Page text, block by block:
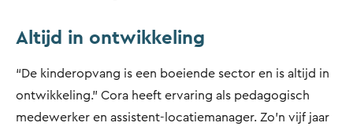
Altijd in ontwikkeling
“De kinderopvang is een boeiende sector en is altijd in
ontwikkeling.” Cora heeft ervaring als pedagogisch
medewerker en assistent-locatiemanager. Zo’n vijf jaar